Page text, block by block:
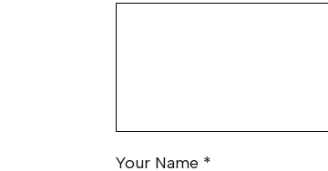
Your Name *